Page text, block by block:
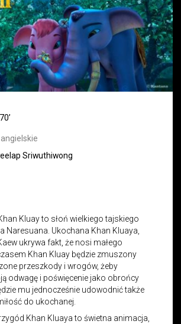
Sriwuthiwong
Kluay to słoń wielkiego tajskiego
Naresuana. Ukochana Khan Kluaya,
ukrywa fakt, że nosi małego
Khan Kluay będzie zmuszony
przeszkody i wrogów, żeby
odwagę i poświęcenie jako obrońcy
mu jednocześnie udowodnić także
do ukochanej.
Khan Kluaya to świetna animacja,